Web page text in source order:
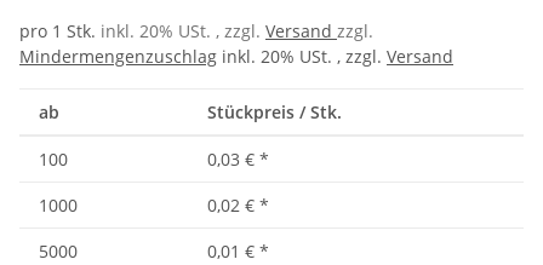
pro 1 Stk. inkl. 20% USt. , zzgl. Versand zzgl.
Mindermengenzuschlag inkl. 20% USt. , zzgl. Versand
ab Stückpreis / Stk.
100 0,03 € *
1000
0,02 € *
5000
0,01 € *